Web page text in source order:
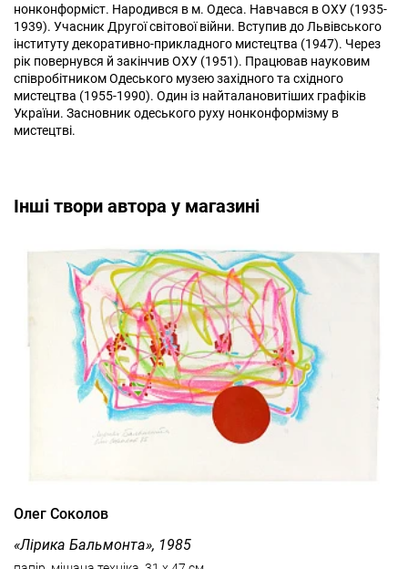
нонконформіст. Народився в м. Одеса. Навчався в ОХУ (1935-
1939). Учасник Другої світової війни. Вступив до Львівського
інституту декоративно-прикладного мистецтва (1947). Через
рік повернувся й закінчив ОХУ (1951). Працював науковим
співробітником Одеського музею західного та східного
мистецтва (1955-1990). Один із найталановитіших графіків
України. Засновник одеського руху нонконформізму в
мистецтві.
Інші твори автора у магазині
Олег Соколов
«Лірика Бальмонта», 1985